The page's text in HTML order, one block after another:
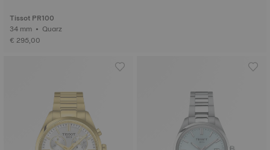
Tissot PR100
34 mm • Quarz
€ 295,00